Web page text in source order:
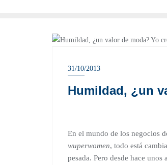
31/10/2013
Humildad, ¿un
En el mundo de los negocios
wuperwomen, todo está
pesada. Pero desde hace